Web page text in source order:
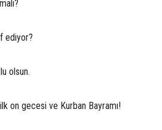
ediyor?
olsun.
on gecesi ve Kurban Bayramı!